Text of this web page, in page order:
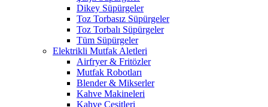
Dikey Süpürgeler
Toz Torbasız Süpürgeler
Toz Torbalı Süpürgeler
Tüm Süpürgeler
Elektrikli Mutfak Aletleri
Airfryer & Fritözler
Mutfak Robotları
Blender & Mikserler
Kahve Makineleri
Kahve Çeşitleri